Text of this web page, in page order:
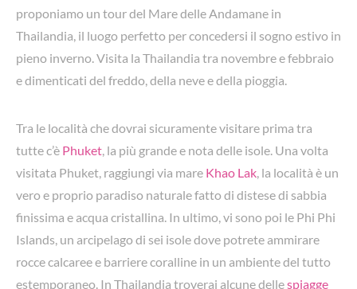
proponiamo un tour del Mare delle Andamane in
Thailandia, il luogo perfetto per concedersi il sogno estivo in
pieno inverno. Visita la Thailandia tra novembre e febbraio
e dimenticati del freddo, della neve e della pioggia.
Tra le località che dovrai sicuramente visitare prima tra
tutte c’è Phuket, la più grande e nota delle isole. Una volta
visitata Phuket, raggiungi via mare Khao Lak, la località è un
vero e proprio paradiso naturale fatto di distese di sabbia
finissima e acqua cristallina. In ultimo, vi sono poi le Phi Phi
Islands, un arcipelago di sei isole dove potrete ammirare
rocce calcaree e barriere coralline in un ambiente del tutto
estemporaneo. In Thailandia troverai alcune dellespiagge